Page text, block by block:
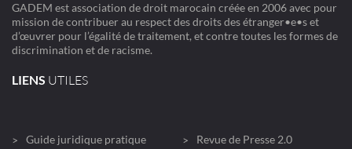
GADEM est association de droit marocain créée en 2006 avec pour
mission de contribuer au respect des droits des étranger•e•s et
d’œuvrer pour l’égalité de traitement, et contre toutes les formes de
discrimination et de racisme.
LIENS UTILES
Guide juridique pratique
Revue de Presse 2.0